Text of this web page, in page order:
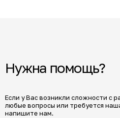
Нужна помощь?
Если у Вас возникли сложности с
любые вопросы или требуется
напишите нам.